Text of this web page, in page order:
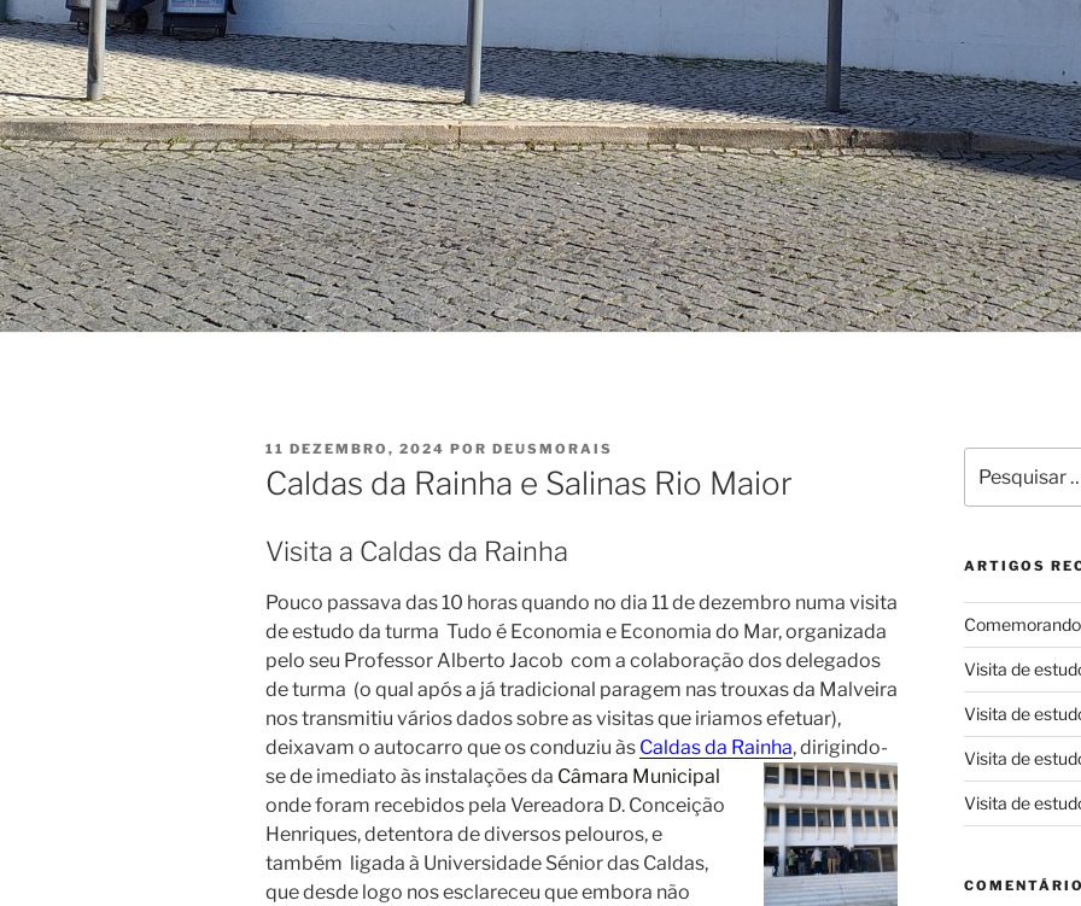
PUBLICADO
EM
11 DEZEMBRO, 2024 POR DEUSMORAIS
Caldas da Rainha e Salinas Rio Maior
Visita a Caldas da Rainha
Pouco passava das 10 horas quando no dia 11 de dezembro numa visita
de estudo da turma Tudo é Economia e Economia do Mar, organizada
pelo seu Professor Alberto Jacob com a colaboração dos delegados
de turma (o qual após a já tradicional paragem nas trouxas da Malveira
nos transmitiu vários dados sobre as visitas que iriamos efetuar),
deixavam o autocarro que os conduziu às Caldas da Rainha, dirigindo-
se de imediato às instalações da Câmara Municipal
onde foram recebidos pela Vereadora D. Conceição
Henriques, detentora de diversos pelouros, e
também ligada à Universidade Sénior das Caldas,
que desde logo nos esclareceu que embora não
por:
ARTIGOS
Visita de
Visita de
Visita de
Visita de